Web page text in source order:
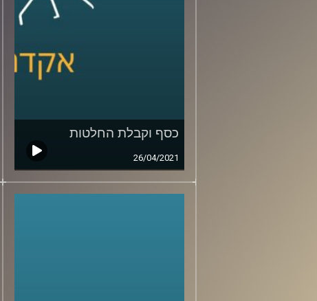
כסף וקבלת החלטות
26/04/2021